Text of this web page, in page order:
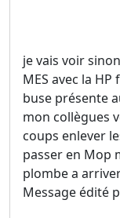
je vais voir
MES avec la
buse présente
mon collègues
coups enlever
passer en Mop
plombe a
Message édité